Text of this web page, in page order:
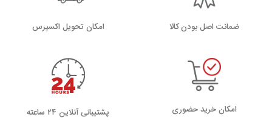
ضمانت اصل بودن کالا اﻣﮑﺎن ﺗﺤﻮﯾﻞ اﮐﺴﭙﺮس
امکان خرید حضوری پشتیبانی آنلاین ۲۴ ساعته